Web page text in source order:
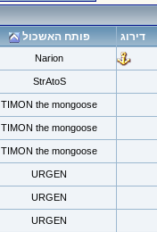
דירוג
פותח האשכול
Narion
StrAtoS
TIMON the mongoose
TIMON the mongoose
TIMON the mongoose
URGEN
URGEN
URGEN